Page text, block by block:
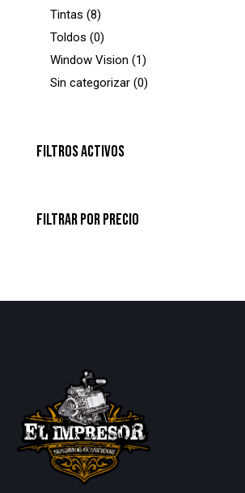
Tintas 8
Toldos 0
Window Vision
1
Sin categorizar 0
FILTROS ACTIVOS
FILTRAR POR PRECIO